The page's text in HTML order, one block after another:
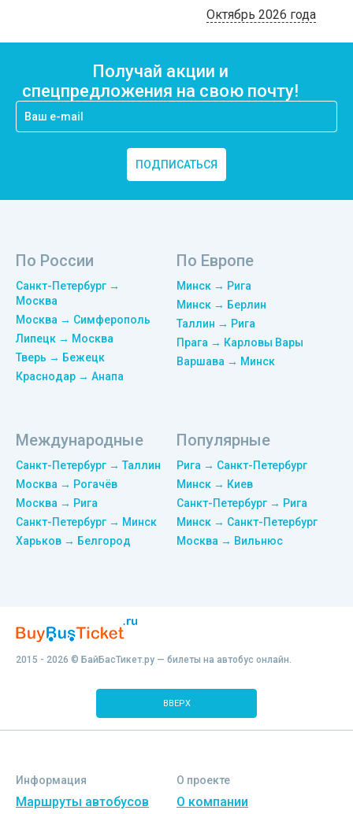
Октябрь 2026 года
Получай акции и
спецпредложения на свою почту!
ПОДПИСАТЬСЯ
По России
Санкт-Петербург →
Москва
Москва → Симферополь
Липецк → Москва
Тверь → Бежецк
Краснодар → Анапа
По Европе
Минск → Рига
Минск → Берлин
Таллин → Рига
Прага → Карловы Вары
Варшава → Минск
Международные
Санкт-Петербург → Таллин
Москва → Рогачёв
Москва → Рига
Санкт-Петербург → Минск
Харьков → Белгород
Популярные
Рига → Санкт-Петербург
Минск → Киев
Санкт-Петербург → Рига
Минск → Санкт-Петербург
Москва → Вильнюс
2015 - 2026 © БайБасТикет.ру — билеты на автобус онлайн.
ВВЕРХ
Информация
Маршруты автобусов
О проекте
О компании